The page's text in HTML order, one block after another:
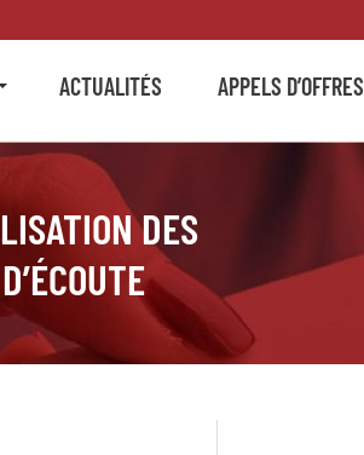
ACTUALITÉS APPELS D’OFFRES
DES